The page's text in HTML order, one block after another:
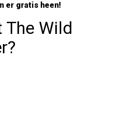
er gratis heen!
Wild